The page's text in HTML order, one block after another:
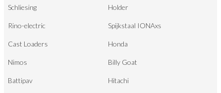
Schliesing Holder
Rino-electric Spijkstaal IONAxs
Cast Loaders Honda
Nimos Billy Goat
Battipav Hitachi